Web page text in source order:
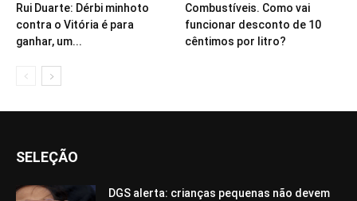
Rui Duarte: Dérbi minhoto
contra o Vitória é para
ganhar, um...
Combustíveis. Como vai
funcionar desconto de 10
cêntimos por litro?
SELEÇÃO
DGS alerta: crianças pequenas não devem